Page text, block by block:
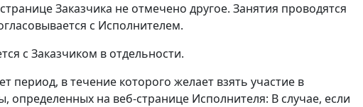
Заказчика не отмечено другое. Занятия проводятся
с Исполнителем.
с Заказчиком в отдельности.
период, в течение которого желает взять участие в
на веб-странице Исполнителя: В случае, если